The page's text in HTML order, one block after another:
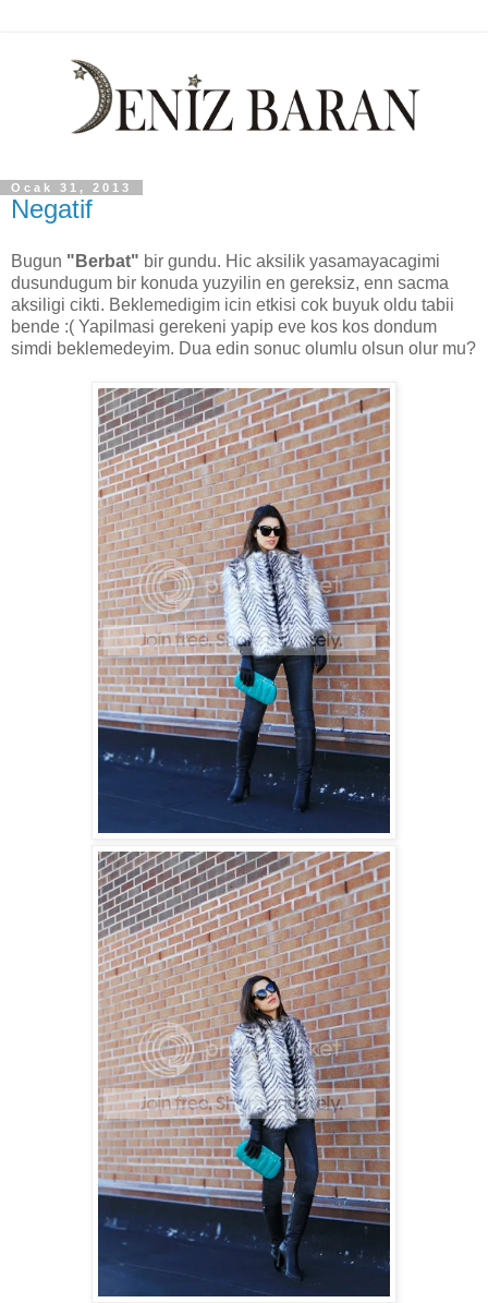
Ocak 31, 2013
Negatif
Bugun "Berbat" bir gundu. Hic aksilik yasamayacagimi
dusundugum bir konuda yuzyilin en gereksiz, enn sacma
aksiligi cikti. Beklemedigim icin etkisi cok buyuk oldu tabii
bende :( Yapilmasi gerekeni yapip eve kos kos dondum
simdi beklemedeyim. Dua edin sonuc olumlu olsun olur mu?